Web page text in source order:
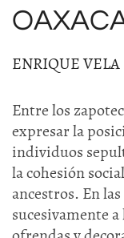
ENRIQUE VELA
Entre los
expresar la
individuos
la cohesión
ancestros. En
sucesivamente